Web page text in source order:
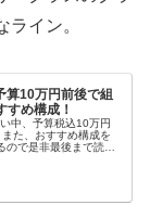
イン。
算10万円前後で組
すめ構成！
中、予算税込10万円
た、おすすめ構成を
ので是非最後まで読ん